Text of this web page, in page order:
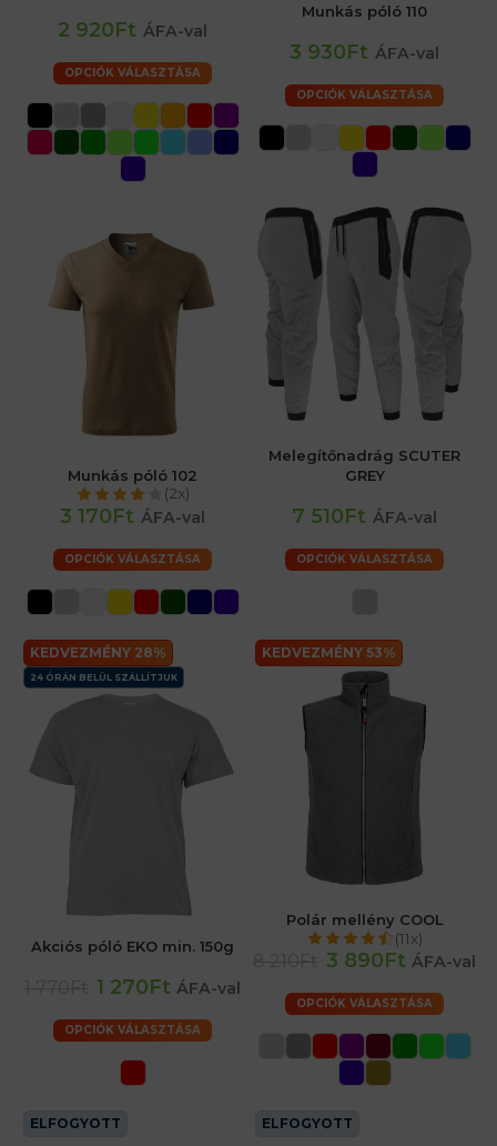
2 920Ft ÁFA-val
OPCIÓK VÁLASZTÁSA
Munkás póló 110
3 930Ft ÁFA-val
OPCIÓK VÁLASZTÁSA
Munkás póló 102
(2x)
3 170Ft ÁFA-val
OPCIÓK VÁLASZTÁSA
Melegítőnadrág SCUTER
GREY
7 510Ft ÁFA-val
OPCIÓK VÁLASZTÁSA
KEDVEZMÉNY 28%
24 ÓRÁN BELÜL SZÁLLÍTJUK
Akciós póló EKO min. 150g
1 270Ft ÁFA-val
OPCIÓK VÁLASZTÁSA
KEDVEZMÉNY 53%
Polár mellény COOL
(11x)
3 890Ft ÁFA-val
OPCIÓK VÁLASZTÁSA
ELFOGYOTT ELFOGYOTT